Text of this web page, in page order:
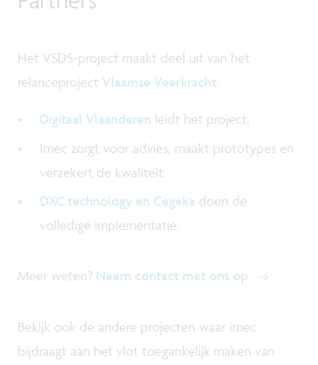
Het VSDS-project maakt deel uit van het
relanceproject Vlaamse Veerkracht.
Digitaal Vlaanderen leidt het project.
Imec zorgt voor advies, maakt prototypes en
verzekert de kwaliteit.
DXC.technology en Cegeka doen de
volledige implementatie.
Meer weten? Neem contact met ons op.
Bekijk ook de andere projecten waar imec
bijdraagt aan het vlot toegankelijk maken van